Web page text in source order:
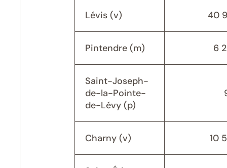
Lévis (v) 40
Pintendre (m) 6
Saint-Joseph-
de-la-Pointe-
de-Lévy (p)
Charny (v) 10